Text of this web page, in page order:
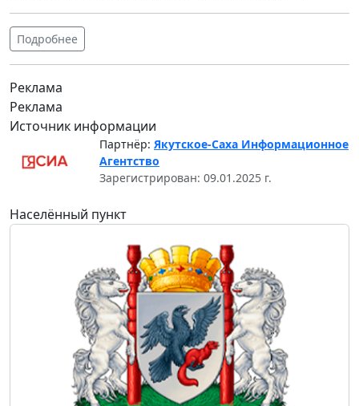
Подробнее
Реклама
Реклама
Источник информации
Партнёр: Якутское-Саха Информационное
Агентство
Зарегистрирован: 09.01.2025 г.
Населённый пункт